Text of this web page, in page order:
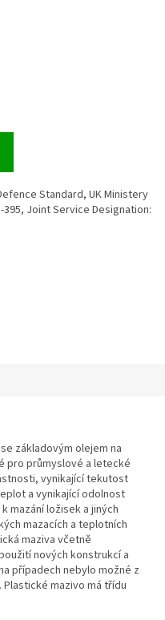
Standard, UK Ministery
395, Joint Service Designation:
základovým olejem na
pro průmyslové a letecké
vynikající tekutost
a vynikající odolnost
mazání ložisek a jiných
mazacích a teplotních
maziva včetně
nových konstrukcí a
případech nebylo možné z
mazivo má třídu